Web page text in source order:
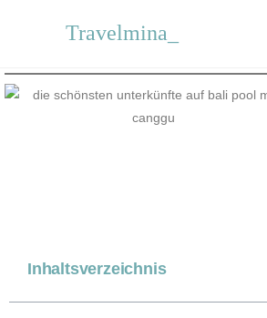
Travelmina_
Inhaltsverzeichnis